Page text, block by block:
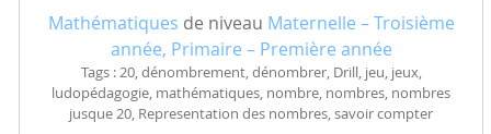
Mathématiques de niveau Maternelle – Troisième
année, Primaire – Première année
Tags : 20, dénombrement, dénombrer, Drill, jeu, jeux,
ludopédagogie, mathématiques, nombre, nombres, nombres
jusque 20, Representation des nombres, savoir compter